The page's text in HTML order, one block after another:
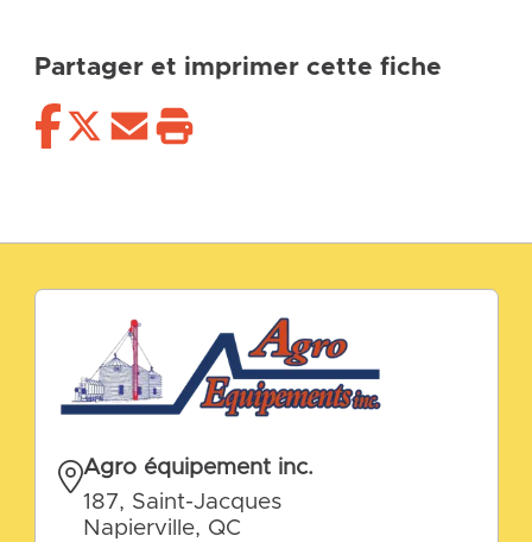
Partager et imprimer cette fiche
Agro équipement inc.
187, Saint-Jacques
Napierville, QC